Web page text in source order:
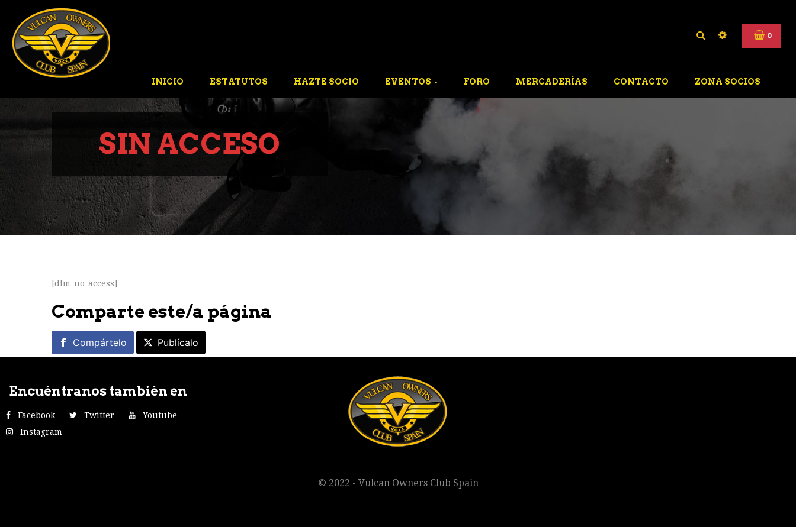
0
INICIO ESTATUTOS HAZTE SOCIO EVENTOS FORO MERCADERÍAS CONTACTO ZONA SOCIOS
SIN ACCESO
[dlm_no_access]
Comparte este/a página
Compártelo Publícalo
Encuéntranos también en
Facebook Twitter
Youtube
Instagram
© 2022 - Vulcan Owners Club Spain